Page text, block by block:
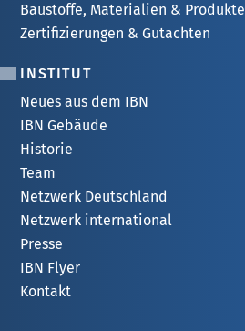
Baustoffe, Materialien & Produkte
Zertifizierungen & Gutachten
INSTITUT
Neues aus dem IBN
IBN Gebäude
Historie
Team
Netzwerk Deutschland
Netzwerk international
Presse
IBN Flyer
Kontakt